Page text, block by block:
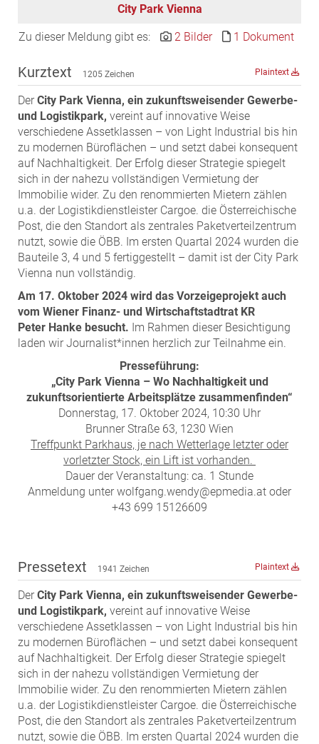
HARING Group + WINEGG Realitäten
IG Immobilien
IMMOBILIEN MAGAZIN VERLAG
IMMOcontract
KOBAN SÜDVERS
MST Muhr
ÖKO-Wohnbau
PAYUCA
Raiffeisen Property Holding International
Salon Real
Savoir Vivre Group
Schwabenhaus
STEUP Realitäten
STIX + Partner
VÖPE Next
Verband Österreichischer Versicherungsmakler
Weinrauch Rechtsanwälte
WINEGG Realitäten
ZEHA Real Estate
Media
City Park Vienna
Zu dieser Meldung gibt es: 2 Bilder 1 Dokument
Kurztext 1205 Zeichen Plaintext
Der City Park Vienna, ein zukunftsweisender Gewerbe-
und Logistikpark, vereint auf innovative Weise
verschiedene Assetklassen – von Light Industrial bis hin
zu modernen Büroflächen – und setzt dabei konsequent
auf Nachhaltigkeit. Der Erfolg dieser Strategie spiegelt
sich in der nahezu vollständigen Vermietung der
Immobilie wider. Zu den renommierten Mietern zählen
u.a. der Logistikdienstleister Cargoe. die Österreichische
Post, die den Standort als zentrales Paketverteilzentrum
nutzt, sowie die ÖBB. Im ersten Quartal 2024 wurden die
Bauteile 3, 4 und 5 fertiggestellt – damit ist der City Park
Vienna nun vollständig.
Am 17. Oktober 2024 wird das Vorzeigeprojekt auch
vom Wiener Finanz- und Wirtschaftstadtrat KR
Peter Hanke besucht. Im Rahmen dieser Besichtigung
laden wir Journalist*innen herzlich zur Teilnahme ein.
Presseführung:
„City Park Vienna – Wo Nachhaltigkeit und
zukunftsorientierte Arbeitsplätze zusammenfinden“
Donnerstag, 17. Oktober 2024, 10:30 Uhr
Brunner Straße 63, 1230 Wien
Treffpunkt Parkhaus, je nach Wetterlage letzter oder
vorletzter Stock, ein Lift ist vorhanden.
Dauer der Veranstaltung: ca. 1 Stunde
Anmeldung unter wolfgang.wendy@epmedia.at oder
+43 699 15126609
Pressetext 1941 Zeichen Plaintext
Der City Park Vienna, ein zukunftsweisender Gewerbe-
und Logistikpark, vereint auf innovative Weise
verschiedene Assetklassen – von Light Industrial bis hin
zu modernen Büroflächen – und setzt dabei konsequent
auf Nachhaltigkeit. Der Erfolg dieser Strategie spiegelt
sich in der nahezu vollständigen Vermietung der
Immobilie wider. Zu den renommierten Mietern zählen
u.a. der Logistikdienstleister Cargoe. die Österreichische
Post, die den Standort als zentrales Paketverteilzentrum
nutzt, sowie die ÖBB. Im ersten Quartal 2024 wurden die